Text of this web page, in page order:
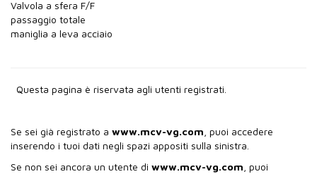
Valvola a sfera F/F
passaggio totale
maniglia a leva acciaio
Questa pagina è riservata agli utenti registrati.
Se sei già registrato a www.mcv-vg.com , puoi accedere
inserendo i tuoi dati negli spazi appositi sulla sinistra.
Se non sei ancora un utente di www.mcv-vg.com , puoi